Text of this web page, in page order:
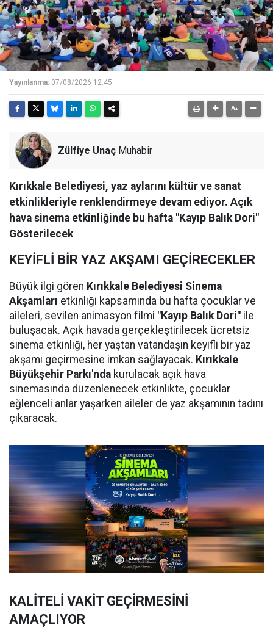
Yayınlanma: 07/08/2026 12:45
Zülfiye Unaç Muhabir
Kırıkkale Belediyesi, yaz aylarını kültür ve sanat
etkinlikleriyle renklendirmeye devam ediyor. Açık
hava sinema etkinliğinde bu hafta "Kayıp Balık Dori"
Gösterilecek
KEYİFLİ BİR YAZ AKŞAMI GEÇİRECEKLER
Büyük ilgi gören Kırıkkale Belediyesi Sinema
Akşamları etkinliği kapsamında bu hafta çocuklar ve
aileleri, sevilen animasyon filmi "Kayıp Balık Dori" ile
buluşacak. Açık havada gerçekleştirilecek ücretsiz
sinema etkinliği, her yaştan vatandaşın keyifli bir yaz
akşamı geçirmesine imkan sağlayacak. Kırıkkale
Büyükşehir Parkı'nda kurulacak açık hava
sinemasında düzenlenecek etkinlikte, çocuklar
eğlenceli anlar yaşarken aileler de yaz akşamının tadını
çıkaracak.
KALİTELİ VAKİT GEÇİRMESİNİ
AMAÇLIYOR